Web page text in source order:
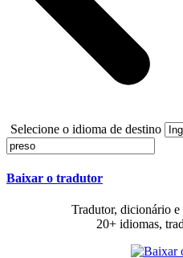
Selecione o idioma de destino
Baixar o tradutor
Tradutor, dicionário e
20+ idiomas,